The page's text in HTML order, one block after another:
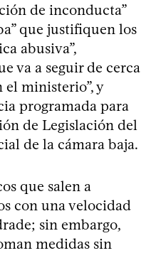
de inconducta”
que justifiquen los
abusiva”,
va a seguir de cerca
el ministerio”, y
programada para
de Legislación del
de la cámara baja.
que salen a
con una velocidad
sin embargo,
medidas sin